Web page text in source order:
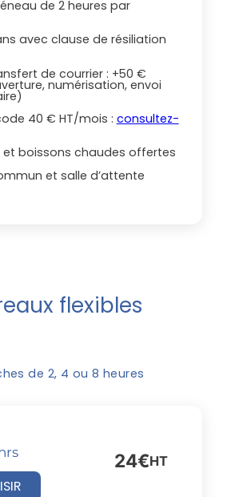
de 2 heures par
avec clause de résiliation
de courrier : +50 €
numérisation, envoi
40 € HT/mois : consultez-
boissons chaudes offertes
et salle d’attente
flexibles
de 2, 4 ou 8 heures
24€HT